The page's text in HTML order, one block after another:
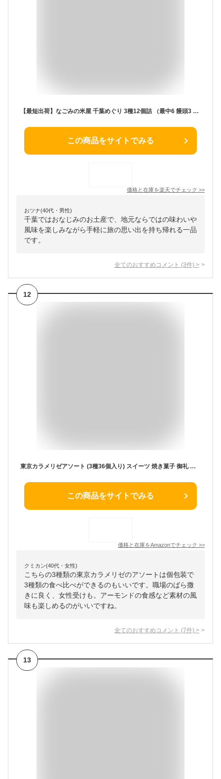
【最短出荷】なごみの米屋 千葉めぐり 3種12個詰 （最中6 饅頭3 パイ3）【12時までの注文確定で当日出荷可能 ※日曜・店舗休業日を除く】
この商品をサイトでみる
価格と在庫を楽天でチェック >>
おツナ(40代・男性)
千葉ではおなじみのお土産で、地元ならではの味わいや
風味を楽しみながら手軽に旅の思い出を持ち帰れる一品
です。
全てのおすすめコメント (3件) >
12
東京カラメリゼアソート (3種36個入り) スイーツ 焼き菓子 御礼 御祝 返礼 御挨拶 ギフト お菓子 記念品 景品 粗品 プレゼント 東京みやげ 手土産 ギフト プチチュー 上野風月堂 風月堂
この商品をサイトでみる
価格と在庫をAmazonでチェック >>
クミカン(40代・女性)
こちらの3種類の東京カラメリゼのアソートは個包装で
3種類の食べ比べができるのもいいです。職場のばら撒
きに良く、女性受けも。アーモンドの食感など素材の風
味も楽しめるのがいいですね。
全てのおすすめコメント (7件) >
13